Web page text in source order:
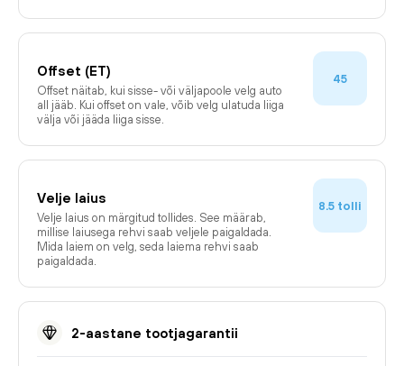
Offset (ET)
Offset näitab, kui sisse- või väljapoole velg auto
all jääb. Kui offset on vale, võib velg ulatuda liiga
välja või jääda liiga sisse.
45
Velje laius
Velje laius on märgitud tollides. See määrab,
millise laiusega rehvi saab veljele paigaldada.
Mida laiem on velg, seda laiema rehvi saab
paigaldada.
8.5 tolli
2-aastane tootjagarantii